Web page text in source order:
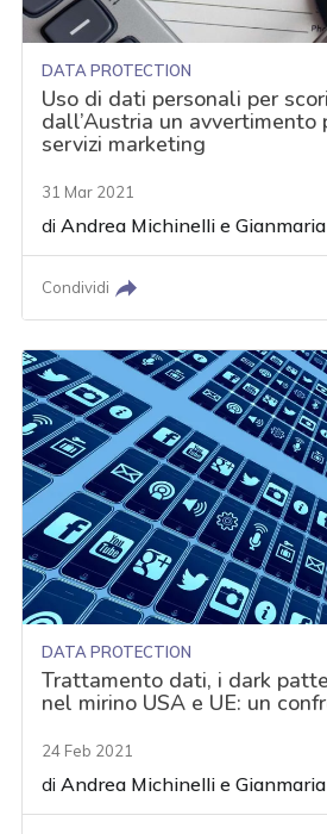
DATA PROTECTION
Uso di dati personali per
dall’Austria un avvertimento
servizi marketing
31 Mar 2021
diAndrea Michinelli e
Condividi
DATA PROTECTION
Trattamento dati, i dark
nel mirino USA e UE: un
24 Feb 2021
diAndrea Michinelli e